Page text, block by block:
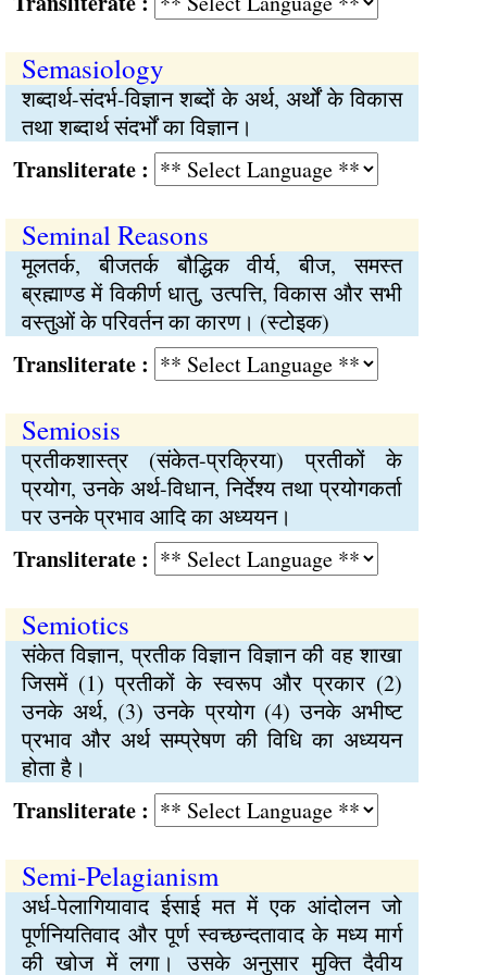
Semasiology
शब्दार्थ-संदर्भ-विज्ञान शब्दों के अर्थ, अर्थों के विकास
तथा शब्दार्थ संदर्भों का विज्ञान।
:
Seminal Reasons
मूलतर्क, बीजतर्क बौद्धिक वीर्य, बीज, समस्त
ब्रह्माण्ड में विकीर्ण धातु, उत्पत्ति, विकास और सभी
वस्तुओं के परिवर्तन का कारण। (स्टोइक)
:
Semiosis
प्रतीकशास्त्र (संकेत-प्रक्रिया) प्रतीकों के
प्रयोग, उनके अर्थ-विधान, निर्देश्य तथा प्रयोगकर्ता
पर उनके प्रभाव आदि का अध्ययन।
:
Semiotics
संकेत विज्ञान, प्रतीक विज्ञान विज्ञान की वह शाखा
जिसमें (1) प्रतीकों के स्वरूप और प्रकार (2)
उनके अर्थ, (3) उनके प्रयोग (4) उनके अभीष्ट
प्रभाव और अर्थ सम्प्रेषण की विधि का अध्ययन
होता है।
:
Semi-Pelagianism
अर्ध-पेलागियावाद ईसाई मत में एक आंदोलन जो
पूर्णनियतिवाद और पूर्ण स्वच्छन्दतावाद के मध्य मार्ग
की खोज में लगा। उसके अनुसार मुक्ति दैवीय